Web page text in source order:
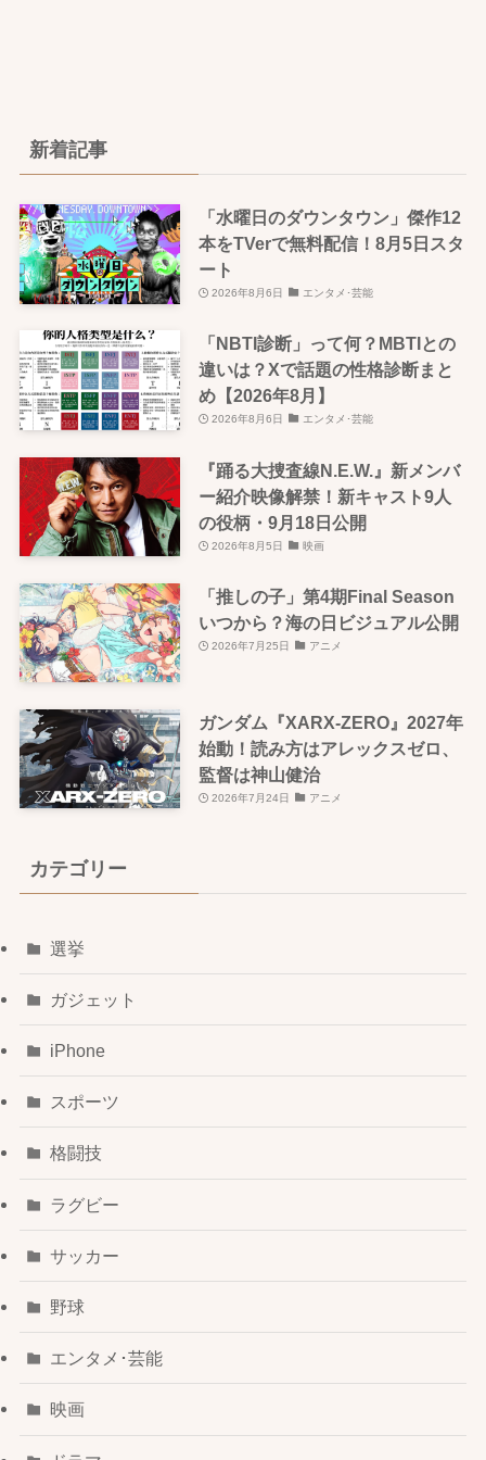
新着記事
「水曜日のダウンタウン」傑作12
本をTVerで無料配信！8月5日スタ
ート
2026年8月6日 エンタメ･芸能
「NBTI診断」って何？MBTIとの
違いは？Xで話題の性格診断まと
め【2026年8月】
2026年8月6日 エンタメ･芸能
『踊る大捜査線N.E.W.』新メンバ
ー紹介映像解禁！新キャスト9人
の役柄・9月18日公開
2026年8月5日 映画
「推しの子」第4期Final Season
いつから？海の日ビジュアル公開
2026年7月25日 アニメ
ガンダム『XARX-ZERO』2027年
始動！読み方はアレックスゼロ、
監督は神山健治
2026年7月24日 アニメ
カテゴリー
選挙
ガジェット
iPhone
スポーツ
格闘技
ラグビー
サッカー
野球
エンタメ･芸能
映画